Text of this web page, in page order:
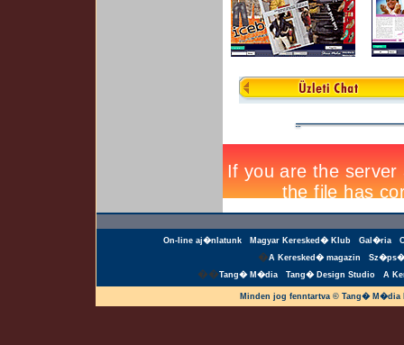
On-line aj�nlatunk Magyar Keresked� Klub Gal�ria
�A Keresked� magazin
��Tang� M�dia Tang� Design Studio A
Minden jog fenntartva © Tang�